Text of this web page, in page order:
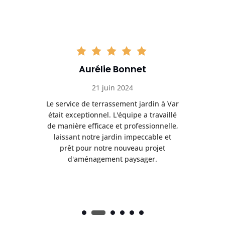
Aurélie Bonnet
21 juin 2024
Le service de terrassement jardin à Var
était exceptionnel. L'équipe a travaillé
de manière efficace et professionnelle,
laissant notre jardin impeccable et
prêt pour notre nouveau projet
d'aménagement paysager.